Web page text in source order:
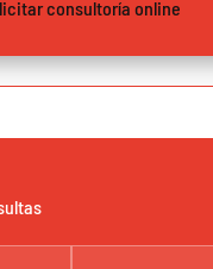
consultoría online